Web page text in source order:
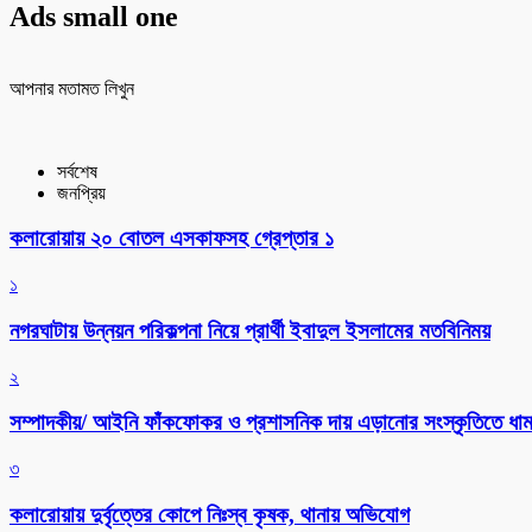
Ads small one
আপনার মতামত লিখুন
সর্বশেষ
জনপ্রিয়
কলারোয়ায় ২০ বোতল এসকাফসহ গ্রেপ্তার ১
১
নগরঘাটায় উন্নয়ন পরিকল্পনা নিয়ে প্রার্থী ইবাদুল ইসলামের মতবিনিময়
২
সম্পাদকীয়/ আইনি ফাঁকফোকর ও প্রশাসনিক দায় এড়ানোর সংস্কৃতিতে
৩
কলারোয়ায় দুর্বৃত্তের কোপে নিঃস্ব কৃষক, থানায় অভিযোগ